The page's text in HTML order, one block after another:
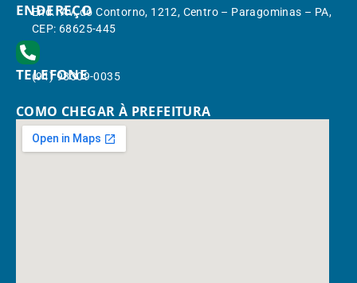
ENDEREÇO
End.: Av. do Contorno, 1212, Centro – Paragominas – PA,
CEP: 68625-445
TELEFONE
(91) 98309-0035
COMO CHEGAR À PREFEITURA